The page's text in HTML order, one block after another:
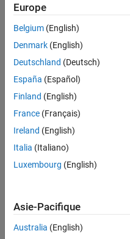
sélectionnées
Les
descriptions
poste
n’ont
pas
été
traduites.
Effectuez
lieu
pour
Europe
Belgium (English)
Denmark (English)
Deutschland (Deutsch)
España (Español)
Finland (English)
France (Français)
Ireland (English)
Italia (Italiano)
Luxembourg (English)
Asie-Pacifique
Australia (English)